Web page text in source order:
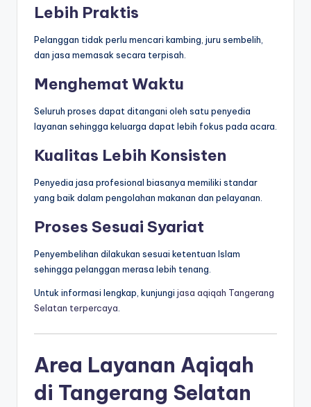
Lebih Praktis
Pelanggan tidak perlu mencari kambing, juru sembelih,
dan jasa memasak secara terpisah.
Menghemat Waktu
Seluruh proses dapat ditangani oleh satu penyedia
layanan sehingga keluarga dapat lebih fokus pada acara.
Kualitas Lebih Konsisten
Penyedia jasa profesional biasanya memiliki standar
yang baik dalam pengolahan makanan dan pelayanan.
Proses Sesuai Syariat
Penyembelihan dilakukan sesuai ketentuan Islam
sehingga pelanggan merasa lebih tenang.
Untuk informasi lengkap, kunjungi jasa aqiqah Tangerang
Selatan terpercaya
Area Layanan Aqiqah
di Tangerang Selatan